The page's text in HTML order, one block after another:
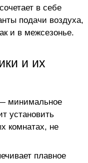
в себе
подачи воздуха,
и в межсезонье.
и их
минимальное
установить
комнатах, не
плавное